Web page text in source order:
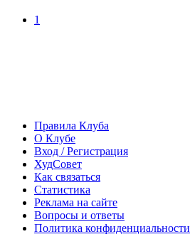
1
Правила Клуба
О Клубе
Вход / Регистрация
ХудСовет
Как связаться
Статистика
Реклама на сайте
Вопросы и ответы
Политика конфиденциальности